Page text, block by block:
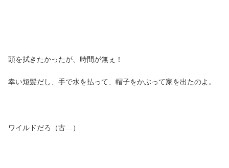
頭を拭きたかったが、時間が無ぇ！
幸い短髪だし、手で水を払って、帽子をかぶって家を出たのよ。
ワイルドだろ（古…）